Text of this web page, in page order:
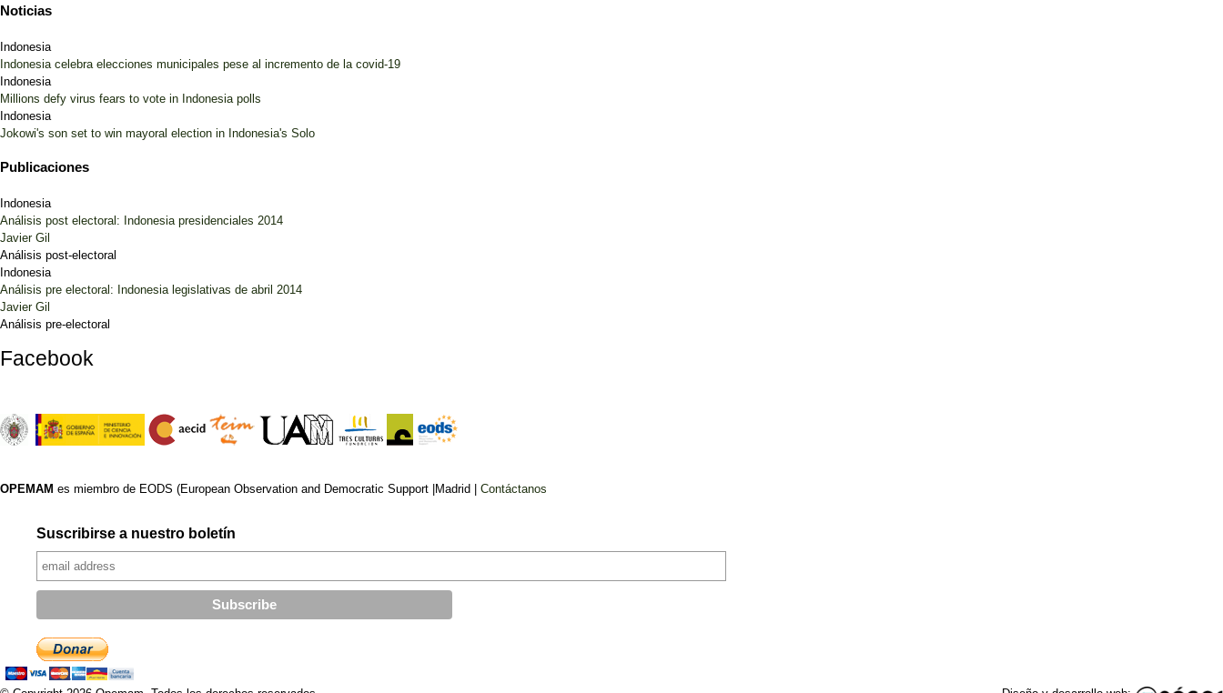
Noticias
Indonesia
Indonesia celebra elecciones municipales pese al incremento de la covid-19
Indonesia
Millions defy virus fears to vote in Indonesia polls
Indonesia
Jokowi's son set to win mayoral election in Indonesia's Solo
Publicaciones
Indonesia
Análisis post electoral: Indonesia presidenciales 2014
Javier Gil
Análisis post-electoral
Indonesia
Análisis pre electoral: Indonesia legislativas de abril 2014
Javier Gil
Análisis pre-electoral
Facebook
OPEMAM es miembro de EODS (European Observation and Democratic Support |Madrid | Contáctanos
Suscribirse a nuestro boletín